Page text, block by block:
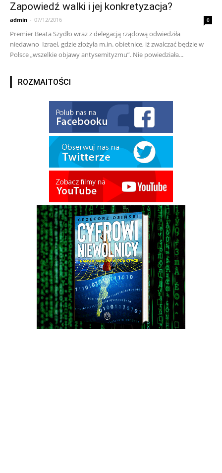
Zapowiedź walki i jej konkretyzacja?
admin - 07/12/2016 0
Premier Beata Szydło wraz z delegacją rządową odwiedziła
niedawno Izrael, gdzie złożyła m.in. obietnice, iż zwalczać będzie w
Polsce „wszelkie objawy antysemityzmu”. Nie powiedziała...
ROZMAITOŚCI